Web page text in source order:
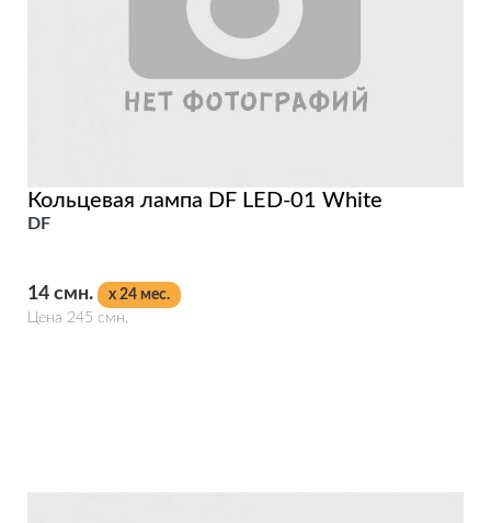
Кольцевая лампа DF LED-01 White
DF
14 смн.
x 24 мес.
Цена 245 смн.